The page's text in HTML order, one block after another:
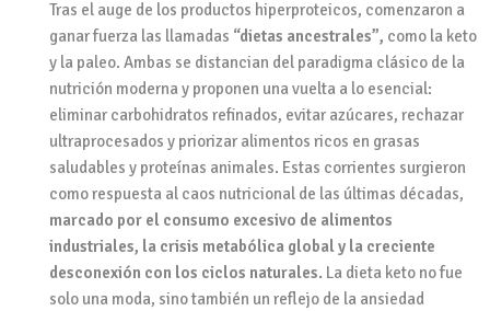
Tras el auge de los productos hiperproteicos, comenzaron a
ganar fuerza las llamadas “dietas ancestrales”, como la keto
y la paleo. Ambas se distancian del paradigma clásico de la
nutrición moderna y proponen una vuelta a lo esencial:
eliminar carbohidratos refinados, evitar azúcares, rechazar
ultraprocesados y priorizar alimentos ricos en grasas
saludables y proteínas animales. Estas corrientes surgieron
como respuesta al caos nutricional de las últimas décadas,
marcado por el consumo excesivo de alimentos
industriales, la crisis metabólica global y la creciente
desconexión con los ciclos naturales.La dieta keto no fue
solo una moda, sino también un reflejo de la ansiedad